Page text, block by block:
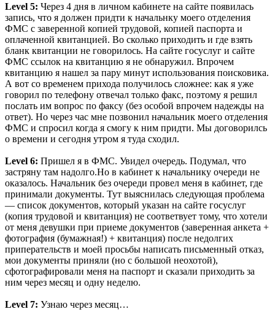
Level 5: Через 4 дня в личном кабинете на сайте появилась
запись, что я должен придти к начальнку моего отделения
ФМС с заверенной копией трудовой, копией паспорта и
оплаченной квитанцией. Во сколько приходить и где взять
бланк квитанции не говорилось. На сайте госуслуг и сайте
ФМС ссылок на квитанцию я не обнаружил. Впрочем
квитанцию я нашел за пару минут использования поисковика.
А вот со временем прихода получилось сложнее: как я уже
говорил по телефону отвечал только факс, поэтому я решил
послать им вопрос по факсу (без особой впрочем надежды на
ответ). Но через час мне позвонил начальник моего отделения
ФМС и спросил когда я смогу к ним придти. Мы договорилсь
о времени и сегодня утром я туда сходил.
Level 6: Пришел я в ФМС. Увидел очередь. Подумал, что
застряну там надолго.Но в кабинет к начальнику очереди не
оказалось. Начальник без очереди провел меня в кабинет, где
принимали документы. Тут выяснилась следующая проблема
— список документов, который указан на сайте госуслуг
(копия трудовой и квитанция) не соответвует тому, что хотели
от меня девушки при приеме документов (заверенная анкета +
фотография (бумажная!) + квитанция) после недолгих
приперательств и моей просьбы написать письменный отказ,
мои документы приняли (но с большой неохотой),
сфотографировали меня на паспорт и сказали приходить за
ним через месяц и одну неделю.
Level 7: Узнаю через месяц…